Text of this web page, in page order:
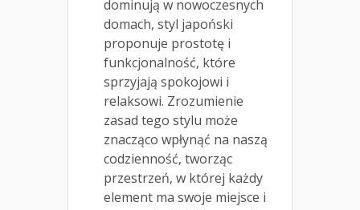
dominują w nowoczesnych
domach, styl japoński
proponuje prostotę i
funkcjonalność, które
sprzyjają spokojowi i
relaksowi. Zrozumienie
zasad tego stylu może
znacząco wpłynąć na naszą
codzienność, tworząc
przestrzeń, w której każdy
element ma swoje miejsce i